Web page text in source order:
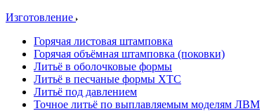
Изготовление
Горячая листовая штамповка
Горячая объёмная штамповка (поковки)
Литьё в оболочковые формы
Литьё в песчаные формы ХТС
Литьё под давлением
Точное литьё по выплавляемым моделям ЛВМ